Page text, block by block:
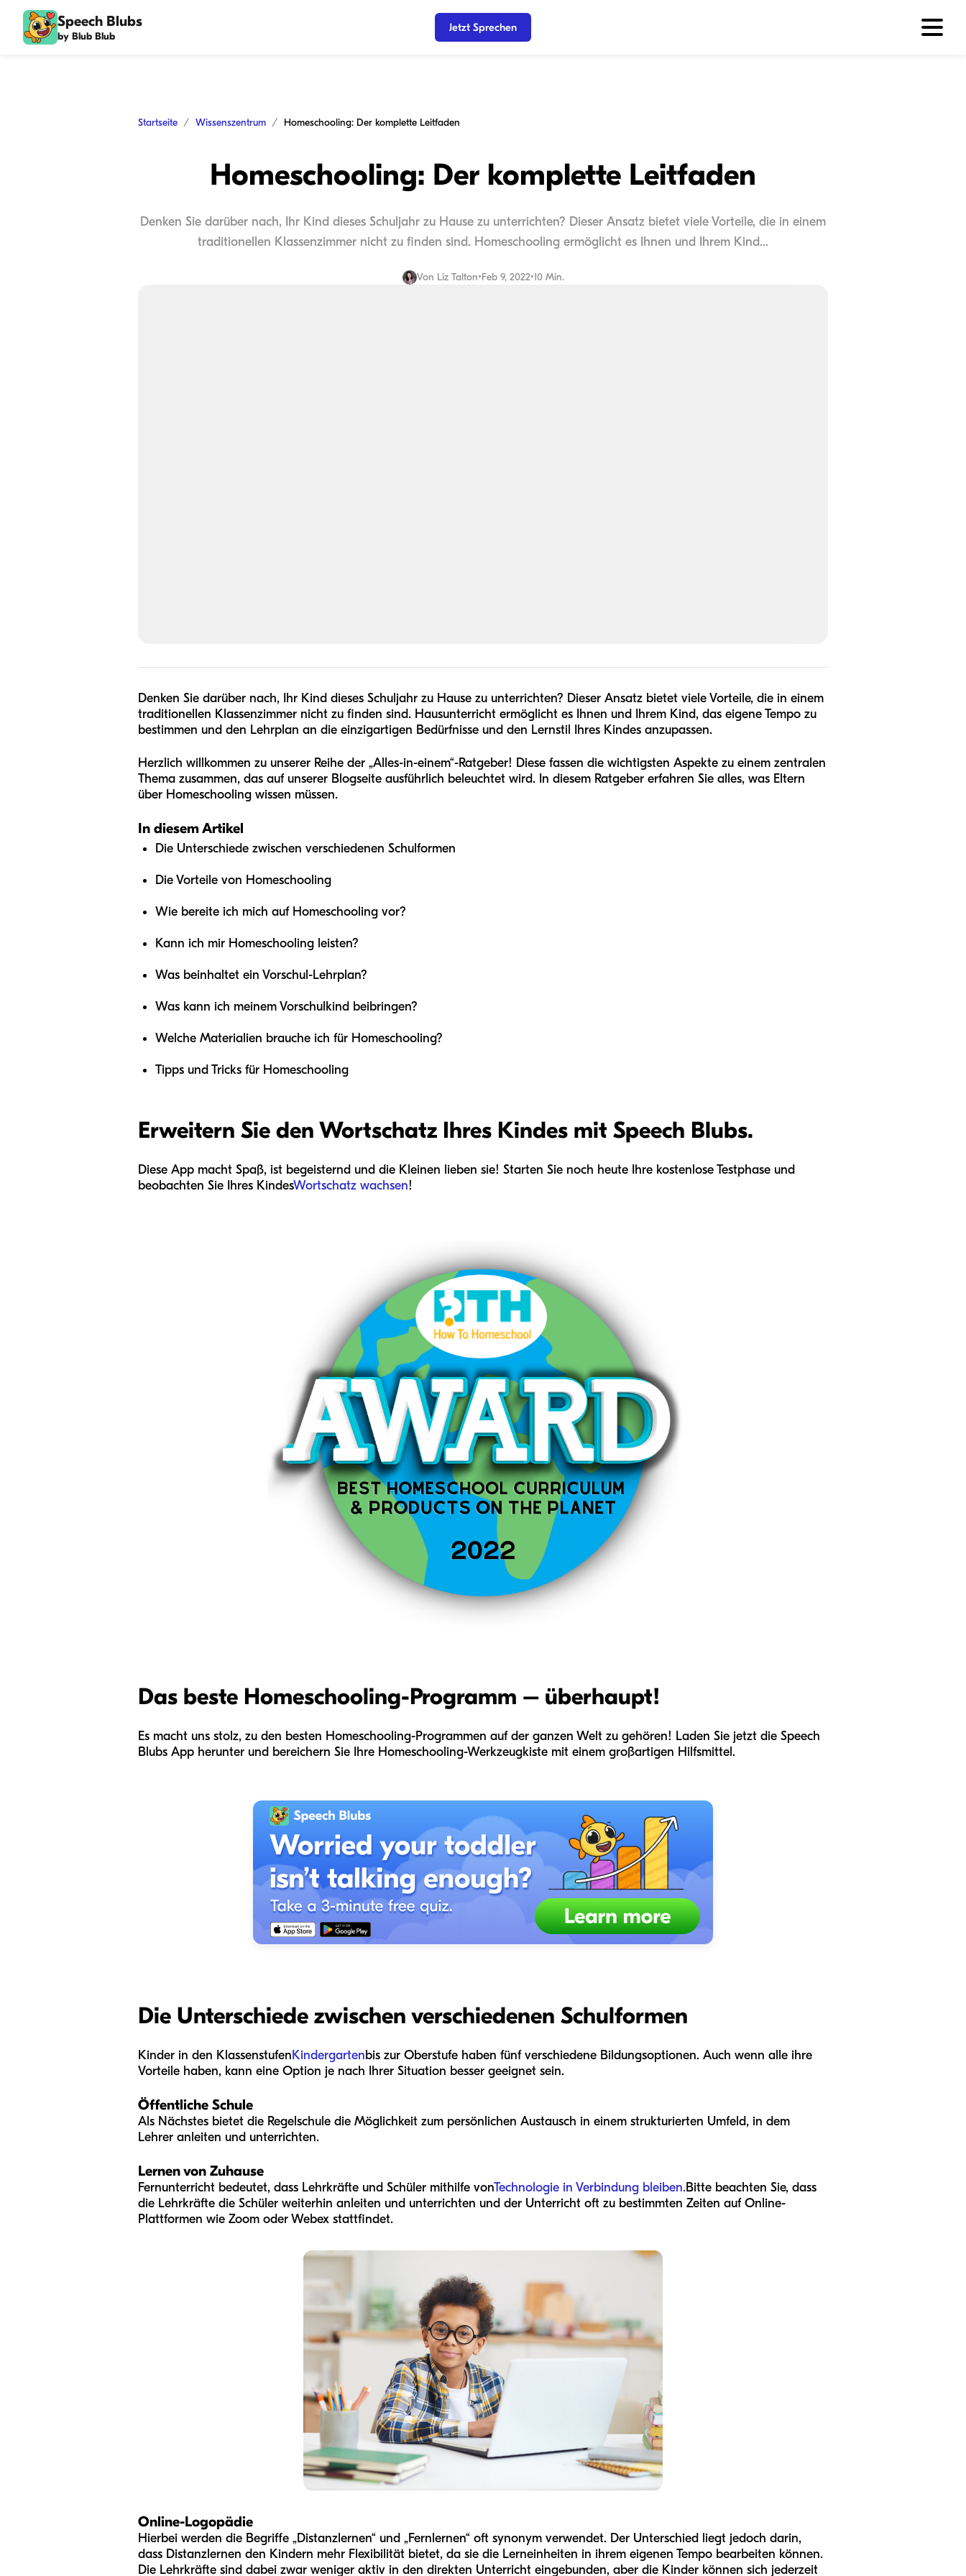
Speech Blubs
by Blub Blub
Jetzt Sprechen
Startseite Wissenszentrum Homeschooling: Der komplette Leitfaden
Homeschooling: Der komplette Leitfaden
Denken Sie darüber nach, Ihr Kind dieses Schuljahr zu Hause zu unterrichten? Dieser Ansatz bietet viele Vorteile, die in einem
traditionellen Klassenzimmer nicht zu finden sind. Homeschooling ermöglicht es Ihnen und Ihrem Kind...
Von Liz Talton•Feb 9, 2022•10 Min.
Denken Sie darüber nach, Ihr Kind dieses Schuljahr zu Hause zu unterrichten? Dieser Ansatz bietet viele Vorteile, die in einem
traditionellen Klassenzimmer nicht zu finden sind. Hausunterricht ermöglicht es Ihnen und Ihrem Kind, das eigene Tempo zu
bestimmen und den Lehrplan an die einzigartigen Bedürfnisse und den Lernstil Ihres Kindes anzupassen.
Herzlich willkommen zu unserer Reihe der „Alles-in-einem“-Ratgeber! Diese fassen die wichtigsten Aspekte zu einem zentralen
Thema zusammen, das auf unserer Blogseite ausführlich beleuchtet wird. In diesem Ratgeber erfahren Sie alles, was Eltern
über Homeschooling wissen müssen.
In diesem Artikel
Die Unterschiede zwischen verschiedenen Schulformen
Die Vorteile von Homeschooling
Wie bereite ich mich auf Homeschooling vor?
Kann ich mir Homeschooling leisten?
Was beinhaltet ein Vorschul-Lehrplan?
Was kann ich meinem Vorschulkind beibringen?
Welche Materialien brauche ich für Homeschooling?
Tipps und Tricks für Homeschooling
Erweitern Sie den Wortschatz Ihres Kindes mit Speech Blubs.
Diese App macht Spaß, ist begeisternd und die Kleinen lieben sie! Starten Sie noch heute Ihre kostenlose Testphase und
beobachten Sie Ihres KindesWortschatz wachsen!
Das beste Homeschooling-Programm – überhaupt!
Es macht uns stolz, zu den besten Homeschooling-Programmen auf der ganzen Welt zu gehören! Laden Sie jetzt die Speech
Blubs App herunter und bereichern Sie Ihre Homeschooling-Werkzeugkiste mit einem großartigen Hilfsmittel.
Die Unterschiede zwischen verschiedenen Schulformen
Kinder in den KlassenstufenKindergartenbis zur Oberstufe haben fünf verschiedene Bildungsoptionen. Auch wenn alle ihre
Vorteile haben, kann eine Option je nach Ihrer Situation besser geeignet sein.
Öffentliche Schule
Als Nächstes bietet die Regelschule die Möglichkeit zum persönlichen Austausch in einem strukturierten Umfeld, in dem
Lehrer anleiten und unterrichten.
Lernen von Zuhause
Fernunterricht bedeutet, dass Lehrkräfte und Schüler mithilfe vonTechnologie in Verbindung bleiben.Bitte beachten Sie, dass
die Lehrkräfte die Schüler weiterhin anleiten und unterrichten und der Unterricht oft zu bestimmten Zeiten auf Online-
Plattformen wie Zoom oder Webex stattfindet.
Online-Logopädie
Hierbei werden die Begriffe „Distanzlernen“ und „Fernlernen“ oft synonym verwendet. Der Unterschied liegt jedoch darin,
dass Distanzlernen den Kindern mehr Flexibilität bietet, da sie die Lerneinheiten in ihrem eigenen Tempo bearbeiten können.
Die Lehrkräfte sind dabei zwar weniger aktiv in den direkten Unterricht eingebunden, aber die Kinder können sich jederzeit